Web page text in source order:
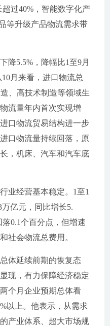
过40%，智能数字化产
等升级产品物流需求带
降5.5%，降幅比1至9月
月来看，进口物流总
、高技术制造等领域生
流量年内首次实现增
口物流贸易结构进一步
口物流量持续回落，原
，机床、汽车和汽车底
业经营基本稳定。1至1
亿元，同比增长5.
0.1个百分点，但增速
社会物流总费用。
体延续前期的恢复态
现，有力保障经济稳定
个月企业预期总体看
以上。他表示，从需求
产业体系、超大市场规